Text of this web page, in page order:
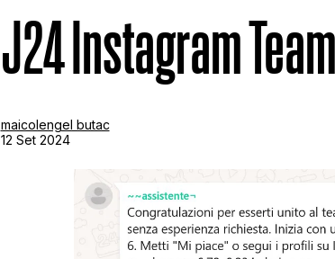
CRONACA E POLITICA
SALUTE E MEDICINA
J24 Instagram Team
maicolengel butac
12 Set 2024